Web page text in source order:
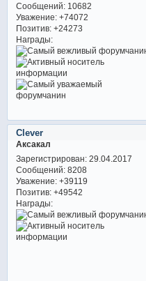
Сообщений:10682
Уважение: +74072
Позитив: +24273
Награды:
Clever
Аксакал
Зарегистрирован: 29.04.2017
Сообщений:8208
Уважение: +39119
Позитив: +49542
Награды: